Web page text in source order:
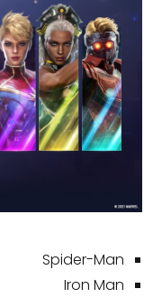
Spider-Man
Iron Man